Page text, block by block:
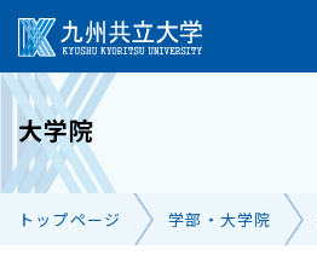
受験生の方へ
卒業生の方へ
大学院
トップページ 学部・大学院